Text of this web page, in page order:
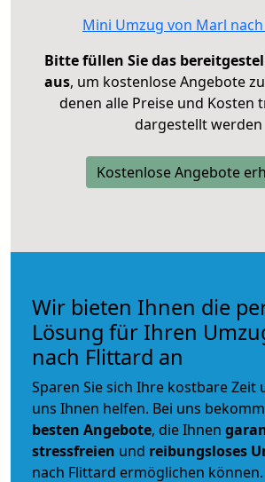
Mini Umzug von Marl
Bitte füllen Sie das
aus, um kostenlose Angebote
denen alle Preise und Kosten
dargestellt werden
Kostenlose Angebote
Wir bieten Ihnen die
Lösung für Ihren
nach Flittard an
Sparen Sie sich Ihre kostbare Zeit
uns Ihnen helfen. Bei uns
besten Angebote, die Ihnen
stressfreien und reibungsloses
nach Flittard ermöglichen können.